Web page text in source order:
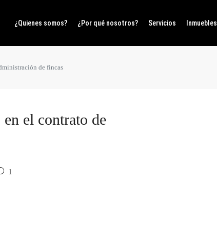
¿Quienes somos? ¿Por qué nosotros? Servicios Inmuebles
de fincas
el contrato de
1